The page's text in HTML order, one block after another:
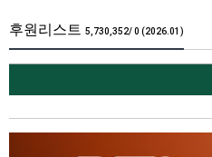
후원리스트 5,730,352/ 0 (2026.01)